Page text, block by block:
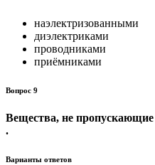
наэлектризованными
диэлектриками
проводниками
приёмниками
Вопрос 9
Вещества, не
.
Варианты ответов